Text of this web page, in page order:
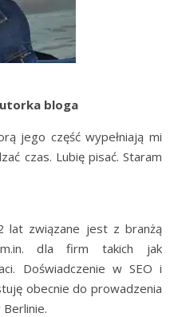
bloga
jego część wypełniają mi
czas. Lubię pisać. Staram
lat związane jest z branżą
m.in. dla firm takich jak
Doświadczenie w SEO i
obecnie do prowadzenia